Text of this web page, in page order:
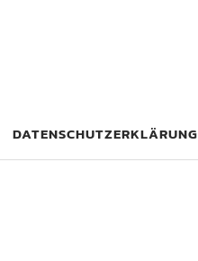
DATENSCHUTZERKLÄRUNG